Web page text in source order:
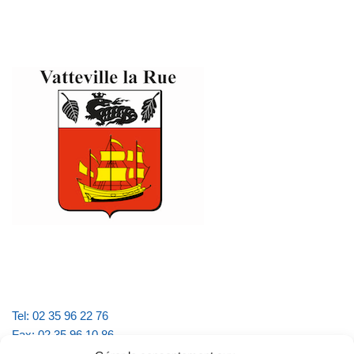
Tel: 02 35 96 22 76
Fax: 02 35 96 10 86